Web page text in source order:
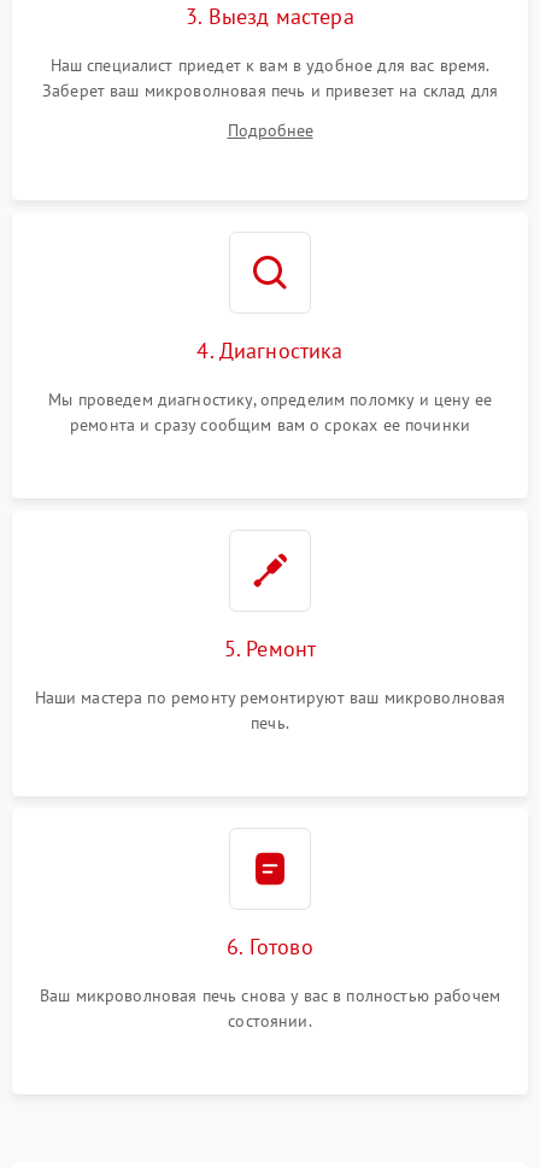
3. Выезд мастера
Наш специалист приедет к вам в удобное для вас время.
Заберет ваш микроволновая печь и привезет на склад для
Подробнее
4. Диагностика
Мы проведем диагностику, определим поломку и цену ее
ремонта и сразу сообщим вам о сроках ее починки
5. Ремонт
Наши мастера по ремонту ремонтируют ваш микроволновая
печь.
6. Готово
Ваш микроволновая печь снова у вас в полностью рабочем
состоянии.